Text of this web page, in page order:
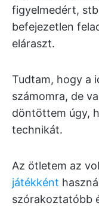
figyelmedért,
befejezetlen
eláraszt.
Tudtam, hogy a
számomra, de
döntöttem úgy,
technikát.
Az ötletem az
játékként
szórakoztatóbb